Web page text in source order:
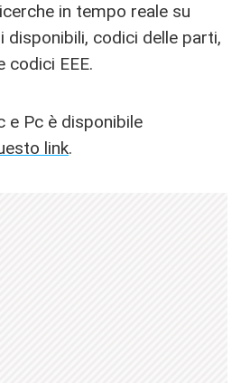
in tempo reale su
codici delle parti,
codici EEE.
e Pc è disponibile
link.